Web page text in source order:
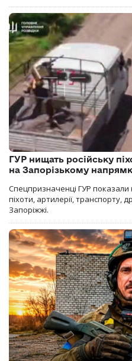
ГУР нищать російську
на Запорізькому
Спецпризначенці ГУР показали
піхоти, артилерії, транспорту,
Запоріжжі.